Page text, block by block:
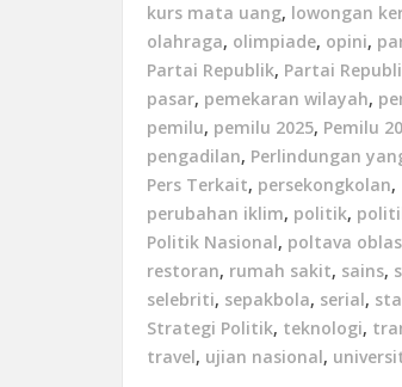
kurs mata uang, lowongan
olahraga, olimpiade, opini,
Partai Republik, Partai
pasar, pemekaran wilayah,
pemilu, pemilu 2025, Pemilu
pengadilan, Perlindungan
Pers Terkait, persekongkolan,
perubahan iklim, politik,
Politik Nasional, poltava
restoran, rumah sakit, sains,
selebriti, sepakbola, serial,
Strategi Politik, teknologi,
travel, ujian nasional,